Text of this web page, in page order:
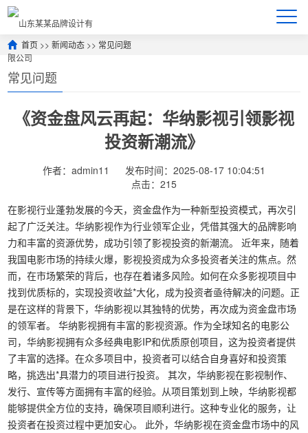
首页 >>新闻动态 >> 常见问题
常见问题
《资金盘风云再起：华纳影视引领影视
投资新潮流》
作者：admin11
发布时间：2025-08-17 10:04:51
点击：215
在影视行业蓬勃发展的今天，资金盘作为一种新型投资模式，再次引
起了广泛关注。华纳影视作为行业领军企业，凭借其强大的品牌影响
力和丰富的资源优势，成功引领了影视投资的新潮流。 近年来，随着
我国电影市场的持续火爆，影视投资成为众多投资者关注的焦点。然
而，在市场繁荣的背后，也存在着诸多风险。如何在众多影视项目中
找到优质标的，实现投资收益*大化，成为投资者亟待解决的问题。正
是在这样的背景下，华纳影视以其独特的优势，再次成为资金盘市场
的领军者。 华纳影视拥有丰富的影视资源。作为全球知名的电影公
司，华纳影视拥有众多经典电影IP和优质原创项目，这为投资者提供
了丰富的选择。在众多项目中，投资者可以结合自身喜好和投资策
略，挑选出*具潜力的项目进行投资。 其次，华纳影视在影视制作、
发行、宣传等方面拥有丰富的经验。从项目策划到上映，华纳影视都
能够提供全方位的支持，确保项目顺利进行。这种专业化的服务，让
投资者在投资过程中更加安心。 此外，华纳影视在资金盘市场中的风